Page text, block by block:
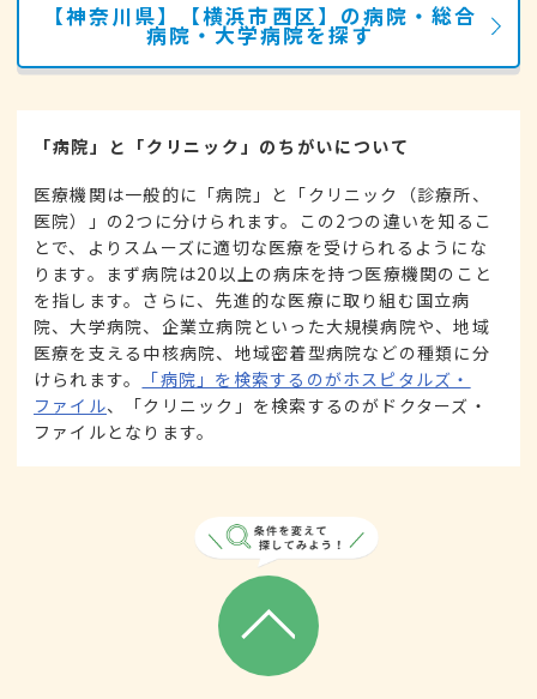
【神奈川県】【横浜市西区】の病院・総合
病院・大学病院を探す
「病院」と「クリニック」のちがいについて
医療機関は一般的に「病院」と「クリニック（診療所、
医院）」の2つに分けられます。この2つの違いを知るこ
とで、よりスムーズに適切な医療を受けられるようにな
ります。まず病院は20以上の病床を持つ医療機関のこと
を指します。さらに、先進的な医療に取り組む国立病
院、大学病院、企業立病院といった大規模病院や、地域
医療を支える中核病院、地域密着型病院などの種類に分
けられます。
「病院」を検索するのがホスピタルズ・
ファイル、「クリニック」を検索するのがドクターズ・
ファイルとなります。